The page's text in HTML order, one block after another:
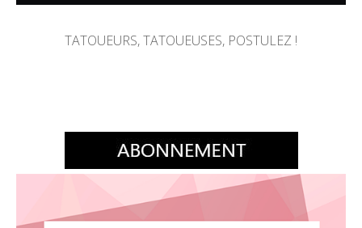
TATOUEURS, TATOUEUSES, POSTULEZ !